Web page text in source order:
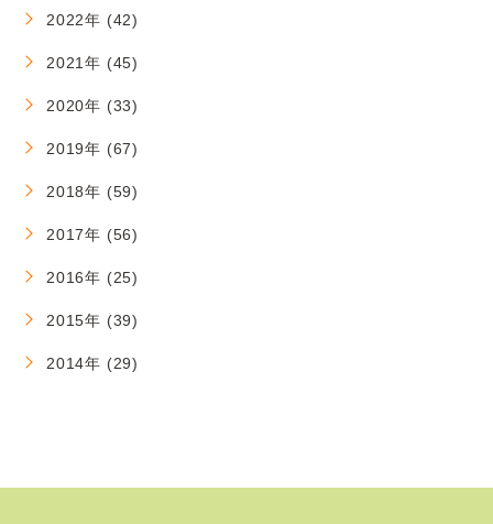
2022年 (42)
2021年 (45)
2020年 (33)
2019年 (67)
2018年 (59)
2017年 (56)
2016年 (25)
2015年 (39)
2014年 (29)